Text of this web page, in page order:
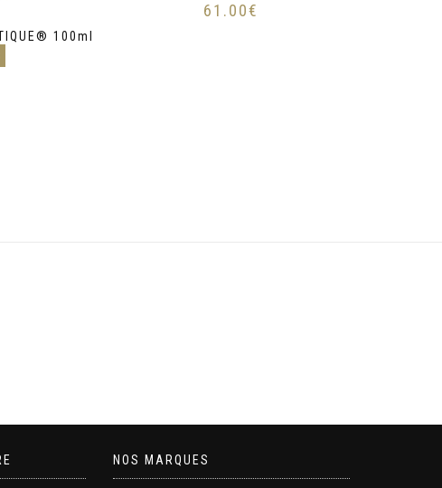
100ml
61.00€
NOS MARQUES